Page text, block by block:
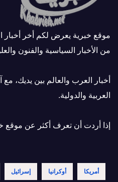
موقع خبرية يعرض لكم أخر أخبار
من الأخبار السياسية والفنون
أخبار العرب والعالم بين يديك،
العربية والدولية.
إذا أردت أن تعرف أكثر عن موقع
أمريكا أوكرانيا إسرائيل